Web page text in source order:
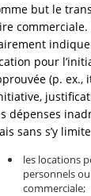
but le
pour
(p. ex.,
dépenses
sans s’y
les locations
personnels
commerciale;